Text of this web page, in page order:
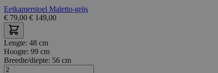
Eetkamerstoel Maletto-grijs
€ 79,00 € 149,00
Lengte: 48 cm
Hoogte: 99 cm
Breedte/diepte: 56 cm